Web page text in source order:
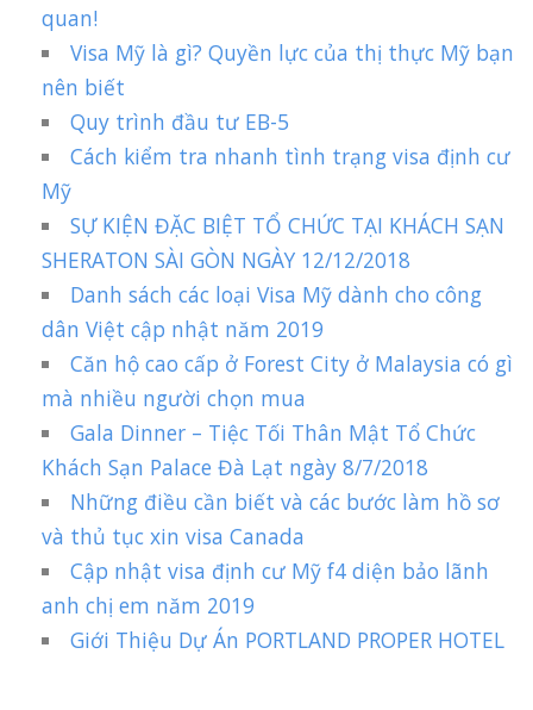
quan!
Visa Mỹ là gì? Quyền lực của thị thực Mỹ bạn
nên biết
Quy trình đầu tư EB-5
Cách kiểm tra nhanh tình trạng visa định cư
Mỹ
SỰ KIỆN ĐẶC BIỆT TỔ CHỨC TẠI KHÁCH SẠN
SHERATON SÀI GÒN NGÀY 12/12/2018
Danh sách các loại Visa Mỹ dành cho công
dân Việt cập nhật năm 2019
Căn hộ cao cấp ở Forest City ở Malaysia có gì
mà nhiều người chọn mua
Gala Dinner – Tiệc Tối Thân Mật Tổ Chức
Khách Sạn Palace Đà Lạt ngày 8/7/2018
Những điều cần biết và các bước làm hồ sơ
và thủ tục xin visa Canada
Cập nhật visa định cư Mỹ f4 diện bảo lãnh
anh chị em năm 2019
Giới Thiệu Dự Án PORTLAND PROPER HOTEL